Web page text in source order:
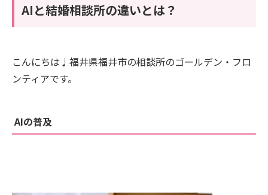
AIと結婚相談所の違いとは？
こんにちは♩福井県福井市の相談所のゴールデン・フロ
ンティアです。
AIの普及